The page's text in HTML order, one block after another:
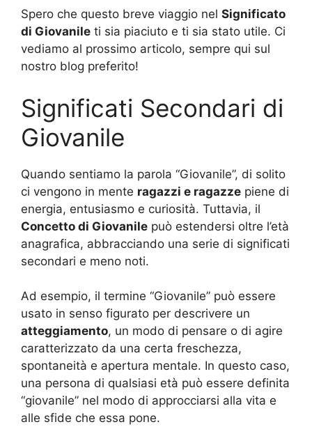
Spero che questo breve viaggio nel Significato
di Giovanile ti sia piaciuto e ti sia stato utile. Ci
vediamo al prossimo articolo, sempre qui sul
nostro blog preferito!
Significati Secondari di
Giovanile
Quando sentiamo la parola “Giovanile”, di solito
ci vengono in mente ragazzi e ragazze piene di
energia, entusiasmo e curiosità. Tuttavia, il
Concetto di Giovanile può estendersi oltre l’età
anagrafica, abbracciando una serie di significati
secondari e meno noti.
Ad esempio, il termine “Giovanile” può essere
usato in senso figurato per descrivere un
atteggiamento, un modo di pensare o di agire
caratterizzato da una certa freschezza,
spontaneità e apertura mentale. In questo caso,
una persona di qualsiasi età può essere definita
“giovanile” nel modo di approcciarsi alla vita e
alle sfide che essa pone.